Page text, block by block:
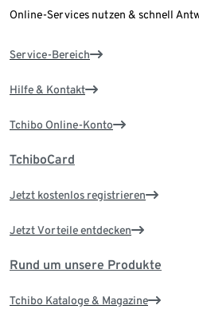
Online-Services nutzen & schnell
Service-Bereich
Hilfe & Kontakt
Tchibo Online-Konto
TchiboCard
Jetzt kostenlos registrieren
Jetzt Vorteile entdecken
Rund um unsere Produkte
Tchibo Kataloge & Magazine